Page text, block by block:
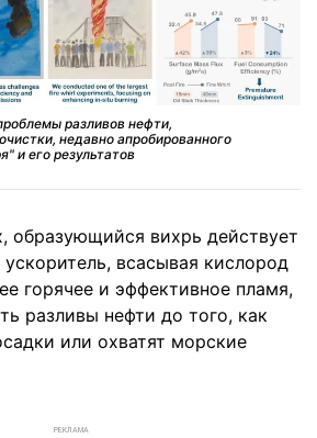
разливов нефти,
недавно апробированного
и его результатов
образующийся вихрь действует
всасывая кислород
горячее и эффективное пламя,
разливы нефти до того, как
или охватят морские
РЕКЛАМА